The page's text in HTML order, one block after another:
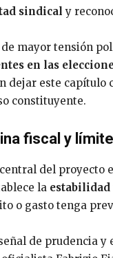
sindical y
mayor tensión
en las
dejar este capítulo
constituyente.
fiscal y
del proyecto
la
o gasto tenga
de prudencia